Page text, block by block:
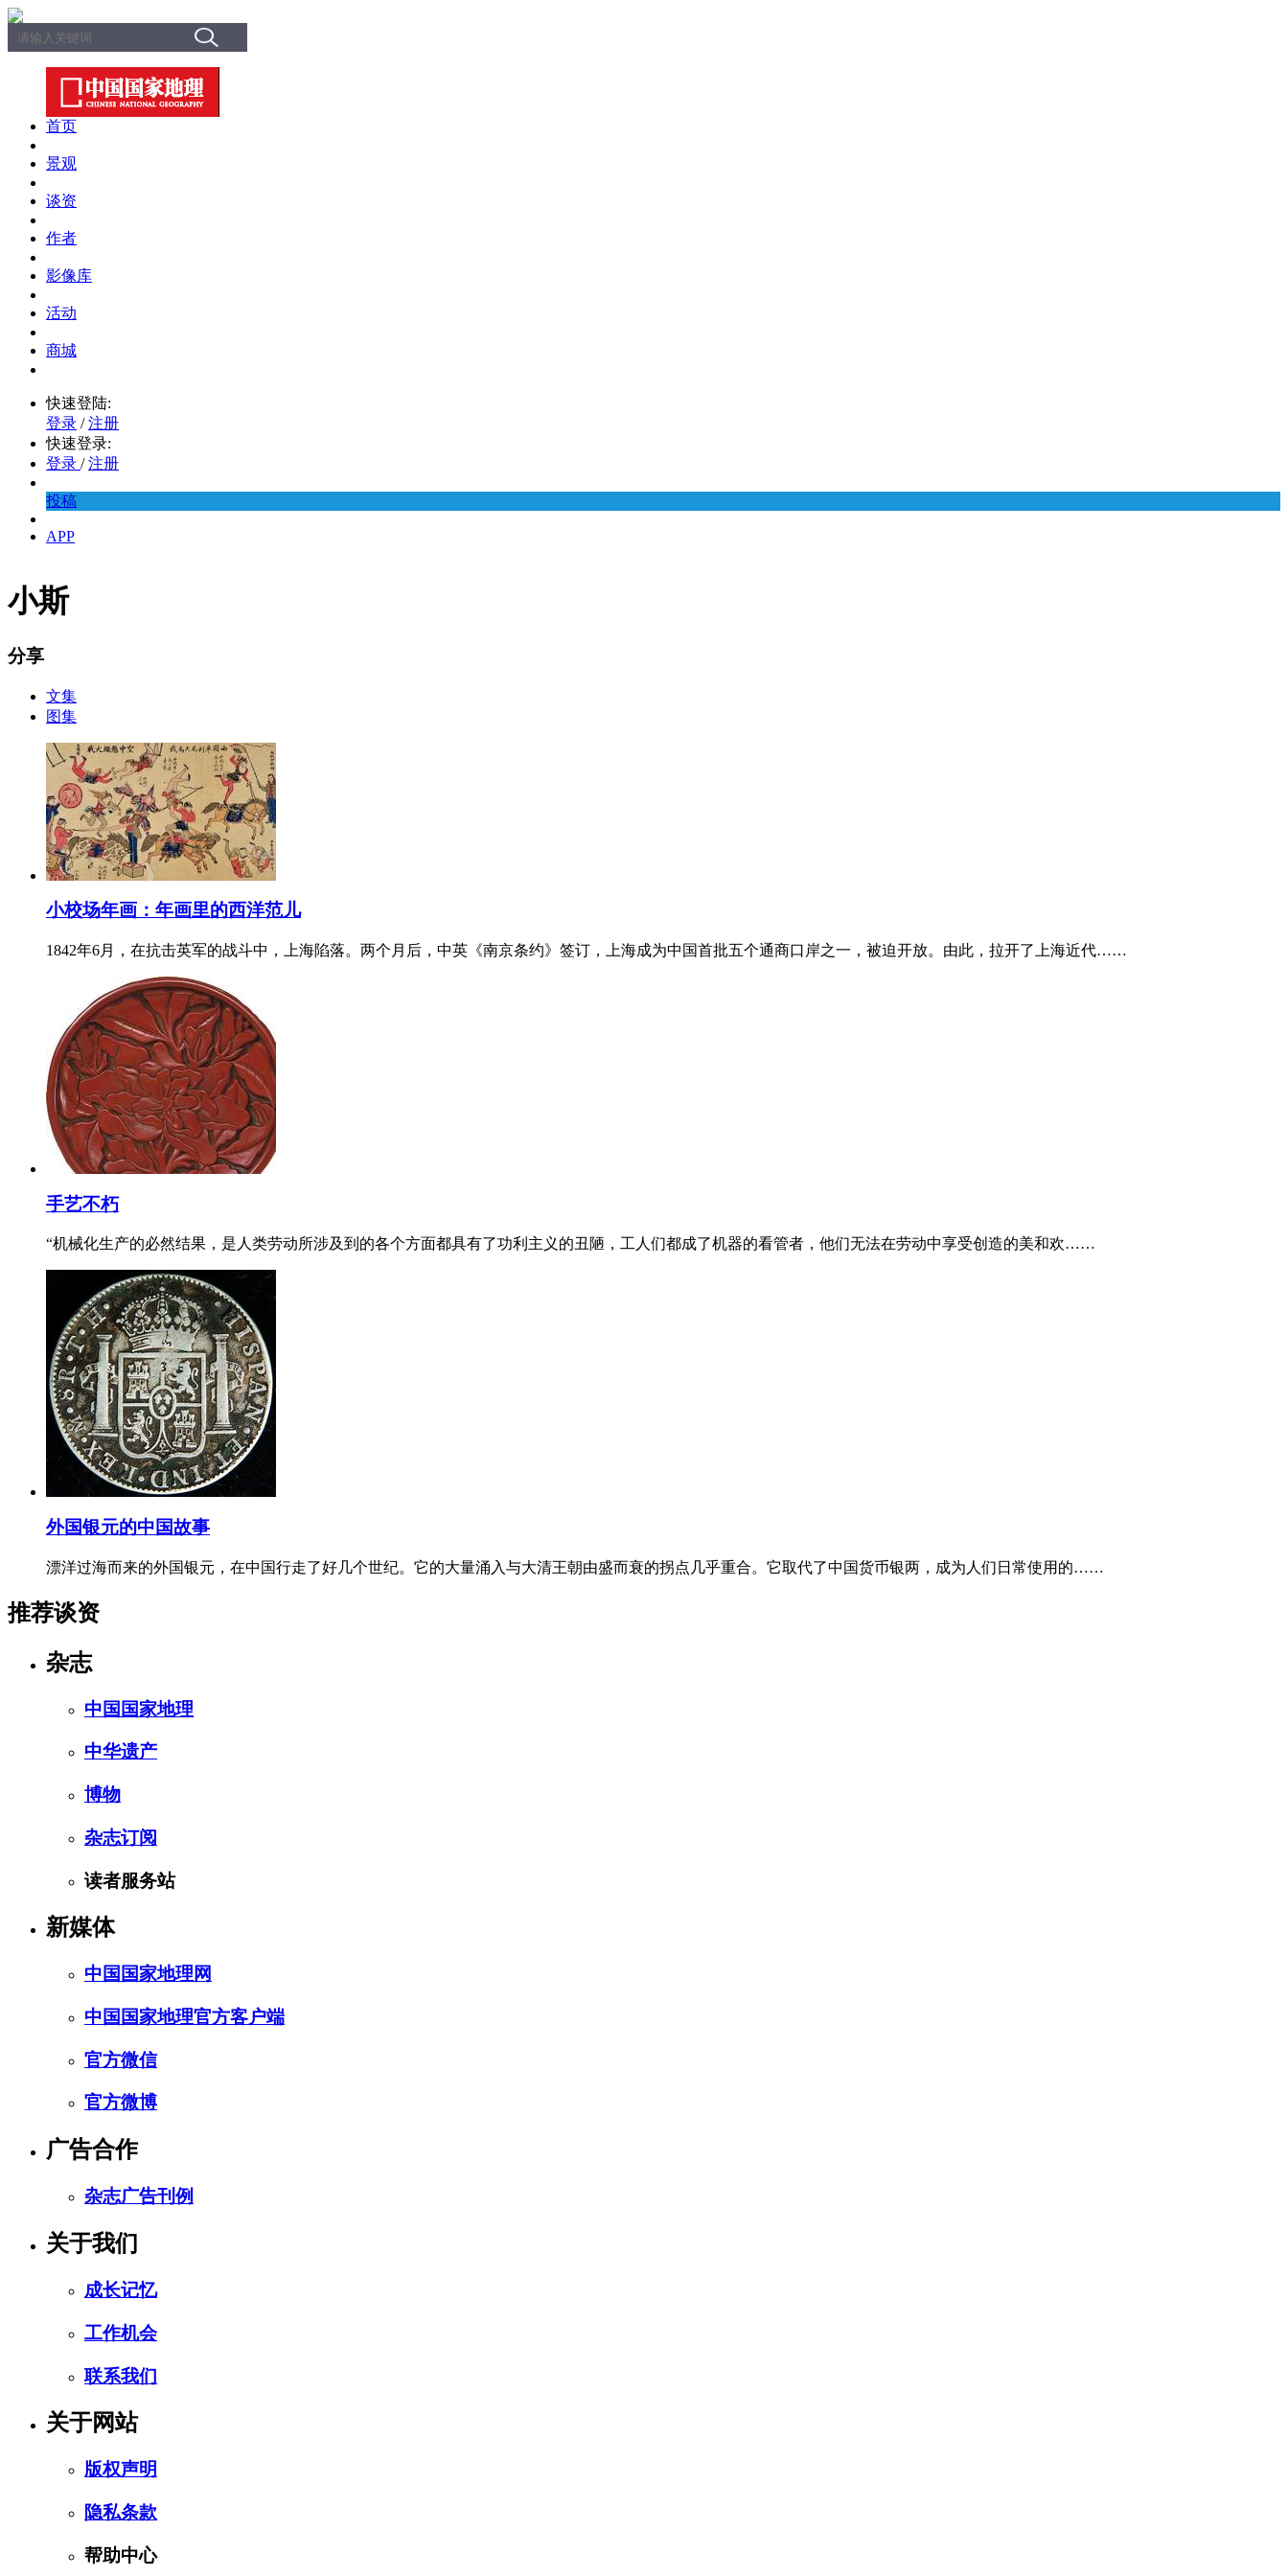
首页
景观
谈资
作者
影像库
活动
商城
快速登陆:
登录 / 注册
快速登录:
登录 / 注册
投稿
APP
小斯
分享
文集
图集
小校场年画：年画里的西洋范儿
1842年6月，在抗击英军的战斗中，上海陷落。两个月后，中英《南京条约》签订，上海成为中国首批五个通商口岸之一，被迫开放。由此，拉开了上海近代……
手艺不朽
“机械化生产的必然结果，是人类劳动所涉及到的各个方面都具有了功利主义的丑陋，工人们都成了机器的看管者，他们无法在劳动中享受创造的美和欢……
外国银元的中国故事
漂洋过海而来的外国银元，在中国行走了好几个世纪。它的大量涌入与大清王朝由盛而衰的拐点几乎重合。它取代了中国货币银两，成为人们日常使用的……
推荐谈资
杂志
中国国家地理
中华遗产
博物
杂志订阅
读者服务站
新媒体
中国国家地理网
中国国家地理官方客户端
官方微信
官方微博
广告合作
杂志广告刊例
关于我们
成长记忆
工作机会
联系我们
关于网站
版权声明
隐私条款
帮助中心